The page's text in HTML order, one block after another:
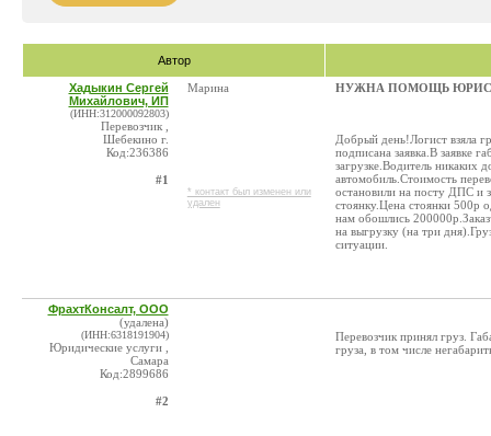
Автор
Хадыкин Сергей
Михайлович, ИП
(ИНН:312000092803)
Перевозчик ,
Шебекино г.
Код:236386
#1
Марина
* контакт был изменен или
удален
НУЖНА ПОМОЩЬ
Добрый день!Логист взяла
подписана заявка.В заявке
загрузке.Водитель никаких
автомобиль.Стоимость
остановили на посту ДПС и
стоянку.Цена стоянки 500р
нам обошлись
на выгрузку (на три
ситуации.
ФрахтКонсалт, ООО
(удалена)
(ИНН:6318191904)
Юридические услуги ,
Самара
Код:2899686
#2
Перевозчик принял груз.
груза, в том числе